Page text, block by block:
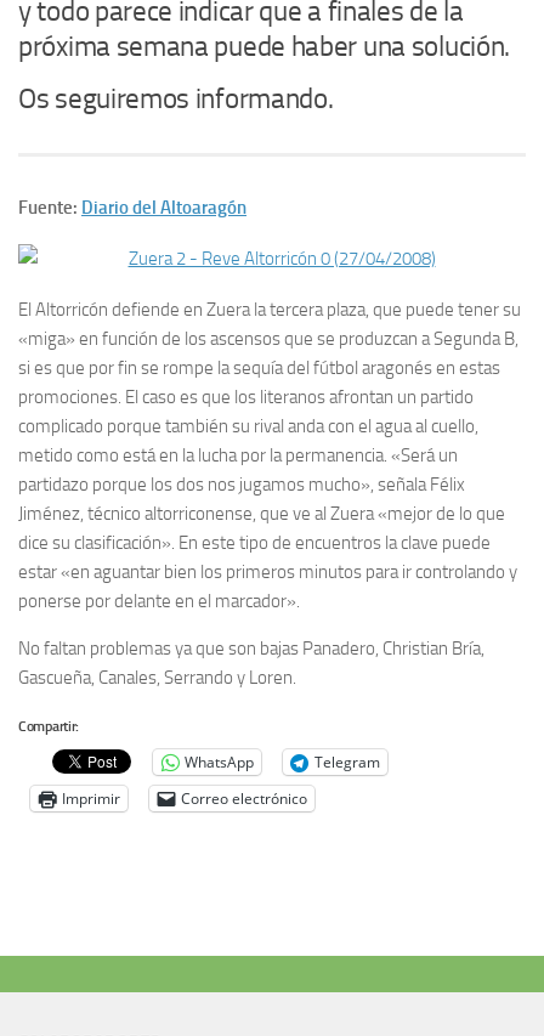
y todo parece indicar que a finales de la
próxima semana puede haber una solución.
Os seguiremos informando.
Fuente: Diario del Altoaragón
El Altorricón defiende en Zuera la tercera plaza, que puede tener su
«miga» en función de los ascensos que se produzcan a Segunda B,
si es que por fin se rompe la sequía del fútbol aragonés en estas
promociones. El caso es que los literanos afrontan un partido
complicado porque también su rival anda con el agua al cuello,
metido como está en la lucha por la permanencia. «Será un
partidazo porque los dos nos jugamos mucho», señala Félix
Jiménez, técnico altorriconense, que ve al Zuera «mejor de lo que
dice su clasificación». En este tipo de encuentros la clave puede
estar «en aguantar bien los primeros minutos para ir controlando y
ponerse por delante en el marcador».
No faltan problemas ya que son bajas Panadero, Christian Bría,
Gascueña, Canales, Serrando y Loren.
Compartir:
WhatsApp
Telegram
Imprimir
Correo electrónico